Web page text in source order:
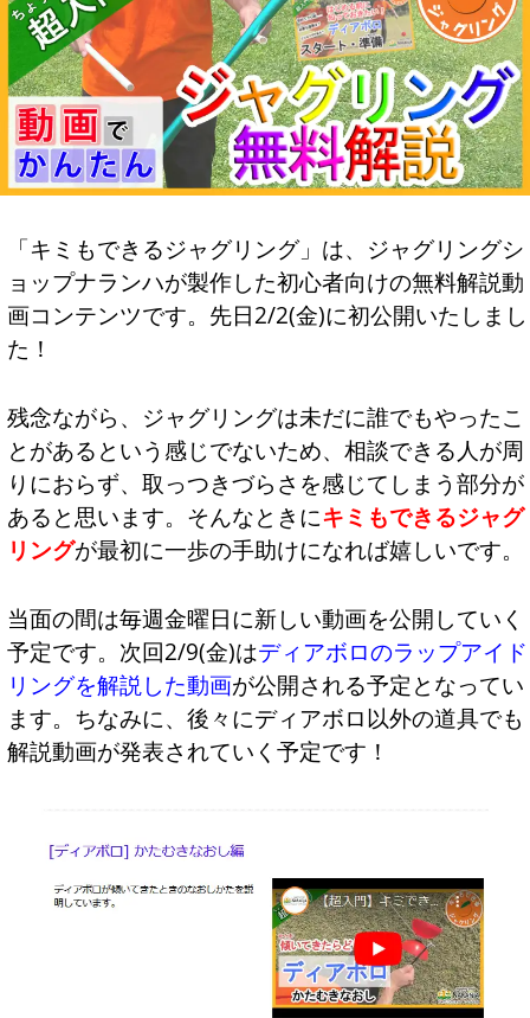
「キミもできるジャグリング」は、ジャグリングシ
ョップナランハが製作した初心者向けの無料解説動
画コンテンツです。先日2/2(金)に初公開いたしまし
た！
残念ながら、ジャグリングは未だに誰でもやったこ
とがあるという感じでないため、相談できる人が周
りにおらず、取っつきづらさを感じてしまう部分が
あると思います。そんなときにキミもできるジャグ
リングが最初に一歩の手助けになれば嬉しいです。
当面の間は毎週金曜日に新しい動画を公開していく
予定です。次回2/9(金)はディアボロのラップアイド
リングを解説した動画が公開される予定となってい
ます。ちなみに、後々にディアボロ以外の道具でも
解説動画が発表されていく予定です！